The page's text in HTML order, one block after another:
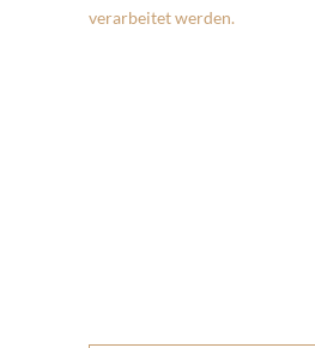
verarbeitet werden.